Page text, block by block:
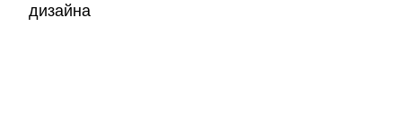
дизайна